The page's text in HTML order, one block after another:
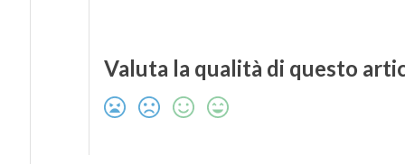
Valuta la qualità di questo